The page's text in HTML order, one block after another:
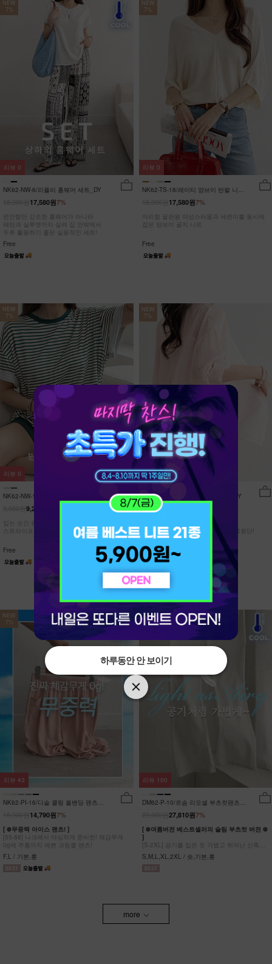
NEW
7%
NK62-NW-6/리플리 홈웨어 세트_DY
7%
17,580원
편안함만 강조한 홈웨어가 아니라
패턴과 실루엣까지 살려 집 안밖에서
두루 활용하기 좋은 실용적인 세트!
Free
리뷰 0
NEW
7%
NK62-TS-18/레이티 양브이 반팔 니트
7%
17,580원
여리함 끝판왕 여성스러움과 세련미를 동시에
잡은 양브이 골지 니트
Free
리뷰 0
NEW
7%
NK62-NW-11/유포니 반팔+반바지 홈웨
9,210원
입는 순간 편안함이 달라지는 캡내장
스트라이프 홈웨어 SET
Free
리뷰 0
NEW
7%
NK62-TS-32/일루민 뒤트임 셔츠_DY
21,900원
[ 답답한ZERO! 시스루 원단! ]
[55-99] 은은하게 반짝이는 고급링클원단!
자연스럽게 흐르는 핏!
Free
리뷰15
NEW
7%
NK62-PI-16/디슬 쿨링 올밴딩 팬츠
7%
14,790원
[ ❄️무중력 아이스 팬츠! ]
[55-88] 나크에서 야심차게 준비한! 체감무게
0g에 주름까지 예쁜 크링클 팬츠!
F,L / 기본,롱
리뷰 43
NEW
7%
DM62-P-10/르솜 리오셀 부츠컷팬츠
7%
27,810원
[ ❄️여름버전 베스트셀러의 슬림 부츠컷 버전 ❄️
]
[S-2XL] 공기를 입은 듯 가볍고 뛰어난 신축성
원단에 슬림함을 더한 부츠컷 팬츠!
S,M,L,XL,2XL / 숏,기본,롱
리뷰 100
more
하루동안 안 보이기
하루동안 안 보이기